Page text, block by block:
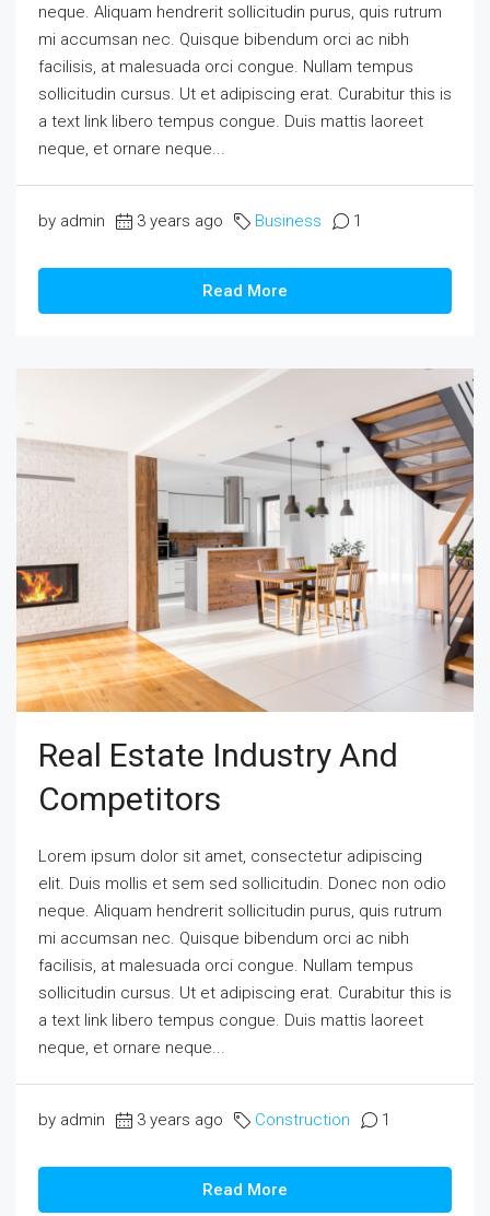
neque. Aliquam hendrerit sollicitudin purus, quis rutrum
mi accumsan nec. Quisque bibendum orci ac nibh
facilisis, at malesuada orci congue. Nullam tempus
sollicitudin cursus. Ut et adipiscing erat. Curabitur this is
a text link libero tempus congue. Duis mattis laoreet
neque, et ornare neque...
by admin 3 years ago Business 1
Read More
Real Estate Industry And
Competitors
Lorem ipsum dolor sit amet, consectetur adipiscing
elit. Duis mollis et sem sed sollicitudin. Donec non odio
neque. Aliquam hendrerit sollicitudin purus, quis rutrum
mi accumsan nec. Quisque bibendum orci ac nibh
facilisis, at malesuada orci congue. Nullam tempus
sollicitudin cursus. Ut et adipiscing erat. Curabitur this is
a text link libero tempus congue. Duis mattis laoreet
neque, et ornare neque...
by admin 3 years ago Construction 1
Read More